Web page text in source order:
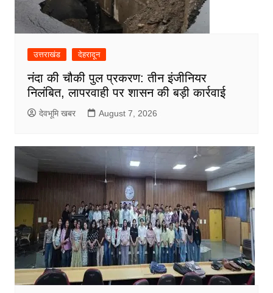
उत्तराखंड देहरादून
नंदा की चौकी पुल प्रकरण: तीन इंजीनियर
निलंबित, लापरवाही पर शासन की बड़ी कार्रवाई
देवभूमि खबर August 7, 2026